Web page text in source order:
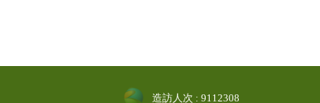
造訪人次 : 9112308